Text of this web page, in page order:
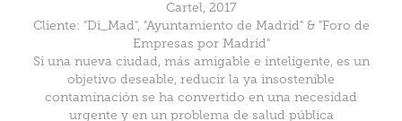
Cartel, 2017
Cliente: "Di_Mad", "Ayuntamiento de Madrid" & "Foro de
Empresas por Madrid"
Si una nueva ciudad, más amigable e inteligente, es un
objetivo deseable, reducir la ya insostenible
contaminación se ha convertido en una necesidad
urgente y en un problema de salud pública